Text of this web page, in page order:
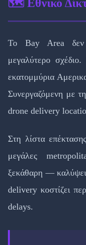
🗺️ Εθνικό
Το Bay Area δεν
μεγαλύτερο
εκατομμύρια
Συνεργαζόμενη με
drone delivery
Στη λίστα
μεγάλες
ξεκάθαρη —
delivery κοστίζει
delays.